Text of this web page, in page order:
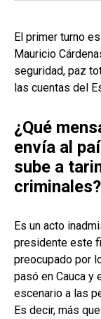
El primer turno
Mauricio
seguridad, paz
las cuentas del
¿Qué
envía al
sube a
criminales?
Es un acto
presidente este
preocupado por
pasó en Cauca y
escenario a las
Es decir, más